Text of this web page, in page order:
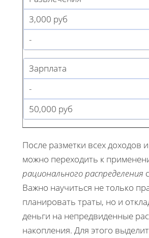
3,000 руб
-
Зарплата
-
50,000 руб
После разметки всех доходов
можно переходить к
рационального распределения
Важно научиться не только
планировать траты, но и
деньги на непредвиденные
накопления. Для этого